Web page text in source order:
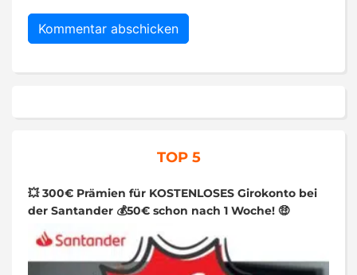
TOP 5
💥 300€ Prämien für KOSTENLOSES Girokonto bei
der Santander 💰50€ schon nach 1 Woche! 🤑